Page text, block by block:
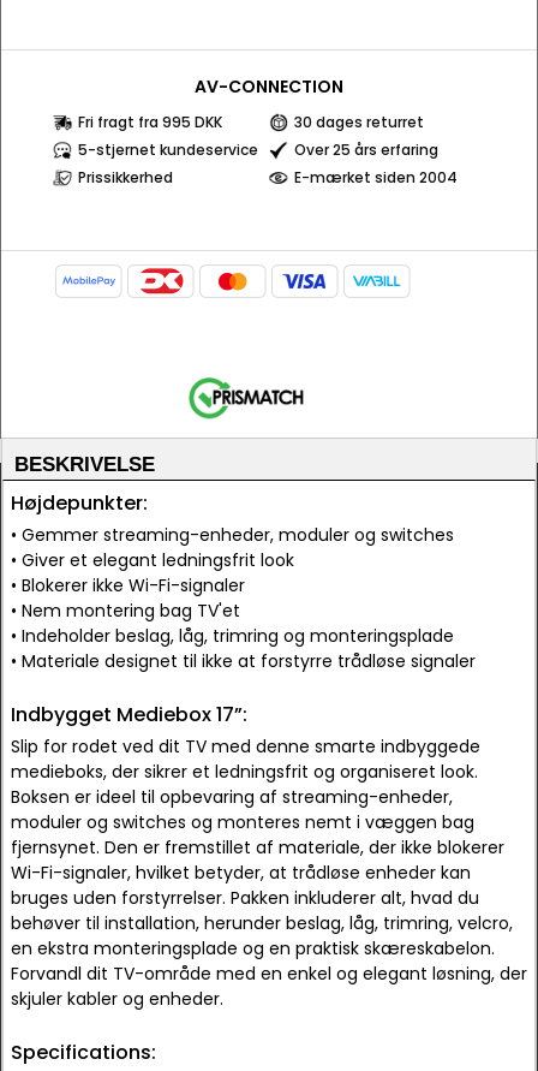
AV-CONNECTION
Fri fragt fra 995 DKK
30 dages returret
5-stjernet kundeservice
Over 25 års erfaring
Prissikkerhed
E-mærket siden 2004
BESKRIVELSE
Højdepunkter:
• Gemmer streaming-enheder, moduler og switches
• Giver et elegant ledningsfrit look
• Blokerer ikke Wi-Fi-signaler
• Nem montering bag TV'et
• Indeholder beslag, låg, trimring og monteringsplade
• Materiale designet til ikke at forstyrre trådløse signaler
Indbygget Mediebox 17”:
Slip for rodet ved dit TV med denne smarte indbyggede
medieboks, der sikrer et ledningsfrit og organiseret look.
Boksen er ideel til opbevaring af streaming-enheder,
moduler og switches og monteres nemt i væggen bag
fjernsynet. Den er fremstillet af materiale, der ikke blokerer
Wi-Fi-signaler, hvilket betyder, at trådløse enheder kan
bruges uden forstyrrelser. Pakken inkluderer alt, hvad du
behøver til installation, herunder beslag, låg, trimring, velcro,
en ekstra monteringsplade og en praktisk skæreskabelon.
Forvandl dit TV-område med en enkel og elegant løsning, der
skjuler kabler og enheder.
Specifications: